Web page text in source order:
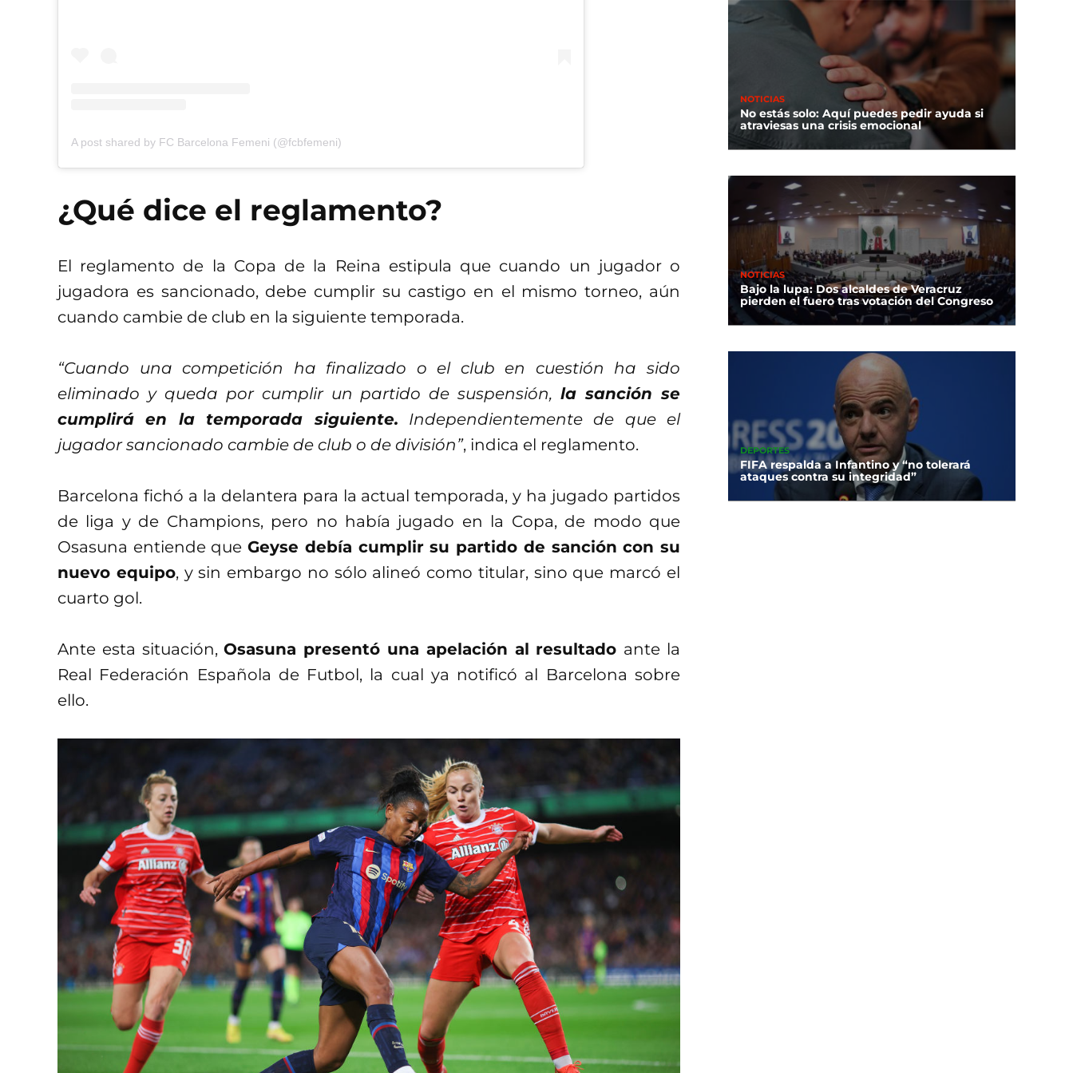
A post shared by FC Barcelona Femeni (@fcbfemeni)
¿Qué dice el reglamento?
El reglamento de la Copa de la Reina estipula que cuando un jugador o
jugadora es sancionado, debe cumplir su castigo en el mismo torneo, aún
cuando cambie de club en la siguiente temporada.
“Cuando una competición ha finalizado o el club en cuestión ha sido
eliminado y queda por cumplir un partido de suspensión,la sanción se
cumplirá en la temporada siguiente. Independientemente de que el
jugador sancionado cambie de club o de división”, indica el reglamento.
Barcelona fichó a la delantera para la actual temporada, y ha jugado partidos
de liga y de Champions, pero no había jugado en la Copa, de modo que
Osasuna entiende queGeyse debía cumplir su partido de sanción con su
nuevo equipo, y sin embargo no sólo alineó como titular, sino que marcó el
cuarto gol.
Ante esta situación,Osasuna presentó una apelación al resultado ante la
Real Federación Española de Futbol, la cual ya notificó al Barcelona sobre
ello.
NOTICIAS
No estás solo: Aquí puedes pedir ayuda si
atraviesas una crisis emocional
NOTICIAS
Bajo la lupa: Dos alcaldes de Veracruz
pierden el fuero tras votación del Congreso
DEPORTES
FIFA respalda a Infantino y “no tolerará
ataques contra su integridad”